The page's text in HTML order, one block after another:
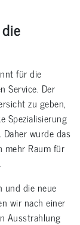
für die
Service. Der
zu geben,
Spezialisierung
wurde das
mehr Raum für
und die neue
wir nach einer
Ausstrahlung